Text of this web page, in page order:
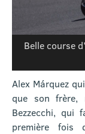
Belle course
Alex Márquez
que son
Bezzecchi,
première fois